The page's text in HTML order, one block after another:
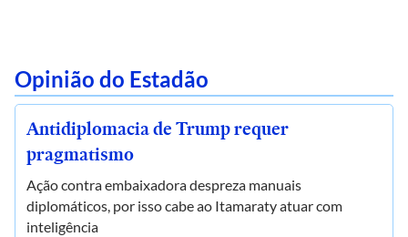
Opinião do Estadão
Antidiplomacia de Trump requer
pragmatismo
Ação contra embaixadora despreza manuais
diplomáticos, por isso cabe ao Itamaraty atuar com
inteligência